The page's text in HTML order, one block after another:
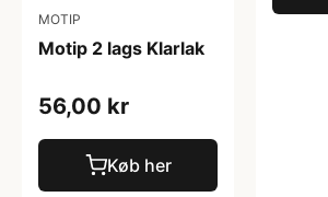
MOTIP
Motip 2 lags Klarlak
56,00 kr
Køb her